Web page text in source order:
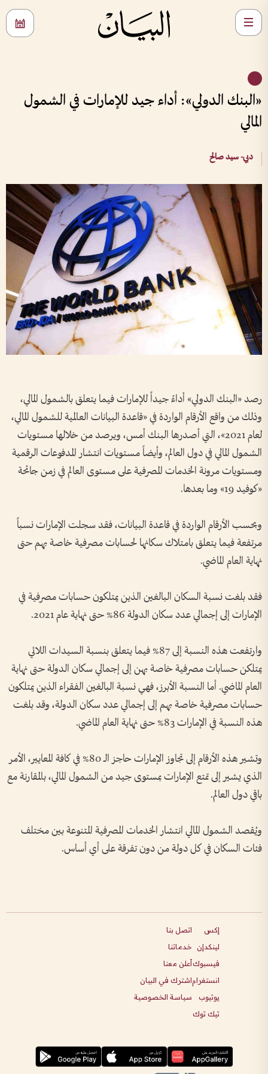
«البنك الدولي»: أداء جيد للإمارات في الشمول
المالي
دبي- سيد صالح
رصد «البنك الدولي» أداءً جيداً للإمارات فيما يتعلق بالشمول المالي،
وذلك من واقع الأرقام الواردة في «قاعدة البيانات العالمية للشمول المالي،
لعام 2021»، التي أصدرها البنك أمس، ويرصد من خلالها مستويات
الشمول المالي في دول العالم، وأيضاً مستويات انتشار المدفوعات الرقمية
ومستويات مرونة الخدمات المصرفية على مستوى العالم في زمن جائحة
«كوفيد 19» وما بعدها.
وبحسب الأرقام الواردة في قاعدة البيانات، فقد سجلت الإمارات نسباً
مرتفعة فيما يتعلق بامتلاك سكانها لحسابات مصرفية خاصة بهم حتى
نهاية العام الماضي.
فقد بلغت نسبة السكان البالغين الذين يمتلكون حسابات مصرفية في
الإمارات إلى إجمالي عدد سكان الدولة 86% حتى نهاية عام 2021.
وارتفعت هذه النسبة إلى 87% فيما يتعلق بنسبة السيدات اللائي
يمتلكن حسابات مصرفية خاصة بهن إلى إجمالي سكان الدولة حتى نهاية
العام الماضي. أما النسبة الأبرز، فهي نسبة البالغين الفقراء الذين يمتلكون
حسابات مصرفية خاصة بهم إلى إجمالي عدد سكان الدولة، وقد بلغت
هذه النسبة في الإمارات 83% حتى نهاية العام الماضي.
وتشير هذه الأرقام إلى تجاوز الإمارات حاجز الــ 80% في كافة المعايير، الأمر
الذي يشير إلى تمتع الإمارات بمستوى جيد من الشمول المالي، بالمقارنة مع
باقي دول العالم.
ويُقصد الشمول المالي انتشار الخدمات المصرفية المتنوعة بين مختلف
فئات السكان في كل دولة من دون تفرقة على أي أساس.
إكس
لينكدإن
فيسبوك
انستغرام
يوتيوب
تيك توك
اتصل بنا
خدماتنا
أعلن معنا
اشترك في البيان
سياسة الخصوصية